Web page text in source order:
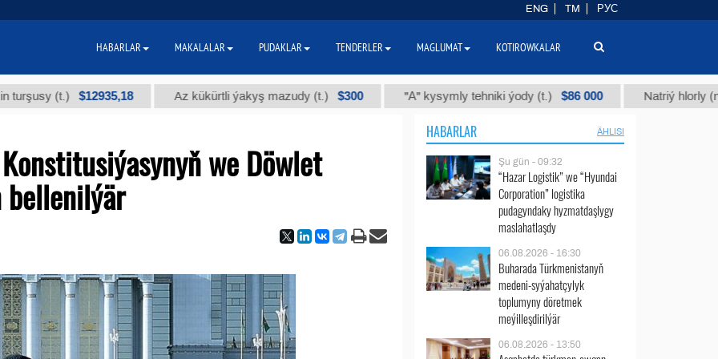
(t.) $12935,18 Az kükürtli ýakyş mazudy (t.) $300 "А" kysymly tehniki ýody (t.) $86 000 Natriý hlorly (nahar
we Döwlet
bellenilýär
HABARLAR ÄHLISI
Şu gün - 09:32
“Hazar Logistik” we “Hyundai
Corporation” logistika
pudagyndaky hyzmatdaşlygy
maslahatlaşdy
06.08.2026 - 16:30
Buharada Türkmenistanyň
medeni-syýahatçylyk
toplumyny döretmek
meýilleşdirilýär
06.08.2026 - 13:50
ENG TM РУС
HABARLAR MAKALALAR PUDAKLAR TENDERLER MAGLUMAT KOTIROWKALAR